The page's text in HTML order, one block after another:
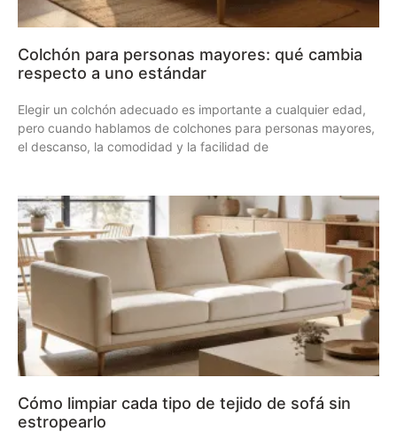
Colchón para personas mayores: qué cambia
respecto a uno estándar
Elegir un colchón adecuado es importante a cualquier edad,
pero cuando hablamos de colchones para personas mayores,
el descanso, la comodidad y la facilidad de
Cómo limpiar cada tipo de tejido de sofá sin
estropearlo